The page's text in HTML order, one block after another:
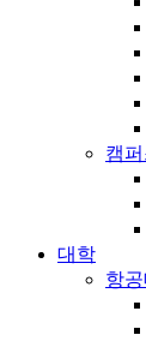
캠
대학
항